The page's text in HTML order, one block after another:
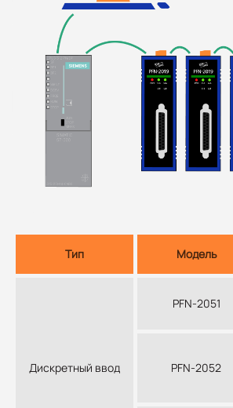
Тип Модель
Дискретный ввод
PFN-2051
PFN-2052